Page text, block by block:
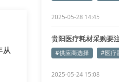
从
2025-05-28 14:45
贵阳医疗耗材采购要
#供应商选择 #医疗
2025-05-24 15:08